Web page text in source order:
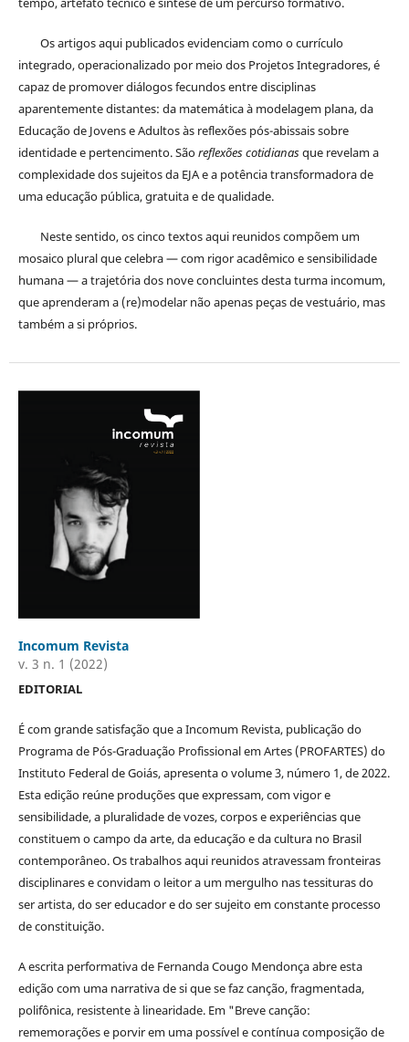
Os artigos aqui publicados evidenciam como o currículo
integrado, operacionalizado por meio dos Projetos Integradores, é
capaz de promover diálogos fecundos entre disciplinas
aparentemente distantes: da matemática à modelagem plana, da
Educação de Jovens e Adultos às reflexões pós-abissais sobre
identidade e pertencimento. Sãoreflexões cotidianasque revelam a
complexidade dos sujeitos da EJA e a potência transformadora de
uma educação pública, gratuita e de qualidade.
Neste sentido, os cinco textos aqui reunidos compõem um
mosaico plural que celebra — com rigor acadêmico e sensibilidade
humana — a trajetória dos nove concluintes desta turma incomum,
que aprenderam a (re)modelar não apenas peças de vestuário, mas
também a si próprios.
Incomum Revista
v. 3 n. 1 (2022)
EDITORIAL
É com grande satisfação que a Incomum Revista, publicação do
Programa de Pós-Graduação Profissional em Artes (PROFARTES) do
Instituto Federal de Goiás, apresenta o volume 3, número 1, de 2022.
Esta edição reúne produções que expressam, com vigor e
sensibilidade, a pluralidade de vozes, corpos e experiências que
constituem o campo da arte, da educação e da cultura no Brasil
contemporâneo. Os trabalhos aqui reunidos atravessam fronteiras
disciplinares e convidam o leitor a um mergulho nas tessituras do
ser artista, do ser educador e do ser sujeito em constante processo
de constituição.
A escrita performativa de Fernanda Cougo Mendonça abre esta
edição com uma narrativa de si que se faz canção, fragmentada,
polifônica, resistente à linearidade. Em "Breve canção:
rememorações e porvir em uma possível e contínua composição de